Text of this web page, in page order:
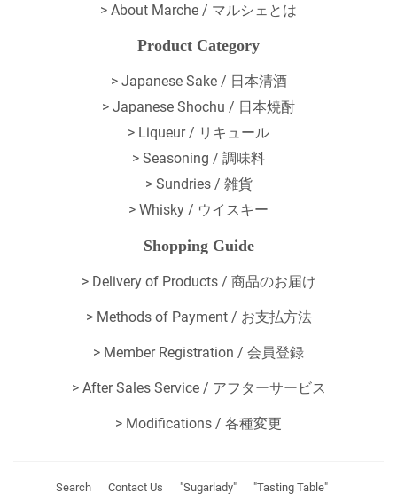
> About Marche / マルシェとは
Product Category
> Japanese Sake / 日本清酒
> Japanese Shochu / 日本焼酎
> Liqueur / リキュール
> Seasoning / 調味料
> Sundries / 雑貨
> Whisky / ウイスキー
Shopping Guide
> Delivery of Products / 商品のお届け
> Methods of Payment / お支払方法
> Member Registration / 会員登録
> After Sales Service / アフターサービス
> Modifications / 各種変更
Search Contact Us "Sugarlady"
"Tasting Table"